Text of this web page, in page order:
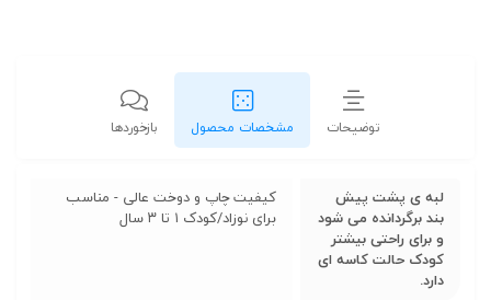
توضیحات مشخصات محصول بازخوردها
لبه ی پشت پیش
بند برگردانده می شود
و برای راحتی بیشتر
کودک حالت کاسه ای
دارد.
کیفیت چاپ و دوخت عالی - مناسب
برای نوزاد/کودک ۱ تا ۳ سال